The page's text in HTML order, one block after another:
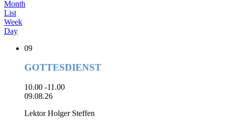
Month
List
Week
Day
09
GOTTESDIENST
10.00 -11.00
09.08.26
Lektor Holger Steffen